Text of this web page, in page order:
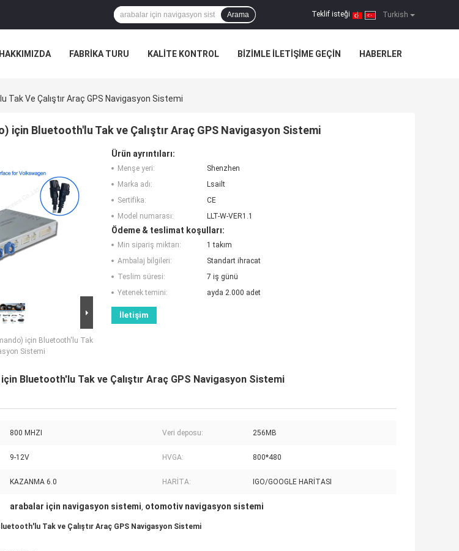
Turkish
Teklif isteği |
Arama
HAKKIMIZDA FABRIKA TURU KALITE KONTROL BIZIMLE ILETIŞIME GEÇIN HABERLER
Tak Ve Çalıştır Araç GPS Navigasyon Sistemi
için Bluetooth'lu Tak ve Çalıştır Araç GPS Navigasyon Sistemi
için Bluetooth'lu Tak
Sistemi
Ürün ayrıntıları:
Menşe yeri:
Shenzhen
Marka adı:
Lsailt
Sertifika:
CE
Model numarası:
LLT-W-VER1.1
Ödeme & teslimat koşulları:
Min sipariş miktarı:
1 takım
Ambalaj bilgileri:
Standart ihracat
Teslim süresi:
7 iş günü
Yetenek temini:
ayda 2.000 adet
İletişim
Bluetooth'lu Tak ve Çalıştır Araç GPS Navigasyon Sistemi
800 MHZI Veri deposu: 256MB
9-12V HVGA: 800*480
KAZANMA 6.0 HARİTA: IGO/GOOGLE HARİTASI
arabalar için navigasyon sistemi, otomotiv navigasyon sistemi
Tak ve Çalıştır Araç GPS Navigasyon Sistemi